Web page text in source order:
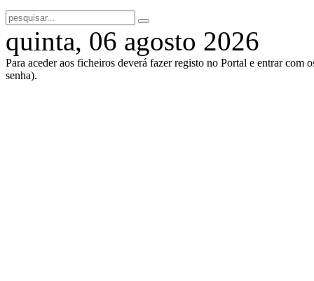
quinta, 06 agosto 2026
Para aceder aos ficheiros deverá fazer registo no Portal e entrar com
senha).